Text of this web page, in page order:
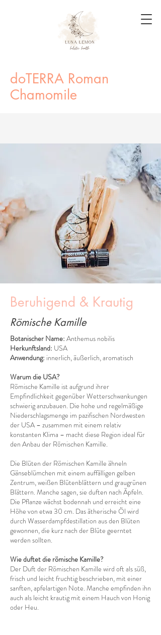
doTERRA Roman
Chamomile
Beruhigend & Krautig
Römische Kamille
Botanischer Name: Anthemus nobilis
Herkunftsland: USA
Anwendung: innerlich, äußerlich, aromatisch
Warum die USA?
Römische Kamille ist aufgrund ihrer
Empfindlichkeit gegenüber Wetterschwankungen
schwierig anzubauen. Die hohe und regelmäßige
Niederschlagsmenge im pazifischen Nordwesten
der USA – zusammen mit einem relativ
konstanten Klima – macht diese Region ideal für
den Anbau der Römischen Kamille.
Die Blüten der Römischen Kamille ähneln
Gänseblümchen mit einem auffälligen gelben
Zentrum, weißen Blütenblättern und graugrünen
Blättern. Manche sagen, sie duften nach Äpfeln.
Die Pflanze wächst bodennah und erreicht eine
Höhe von etwa 30 cm. Das ätherische Öl wird
durch Wasserdampfdestillation aus den Blüten
gewonnen, die kurz nach der Blüte geerntet
werden sollten.
Wie duftet die römische Kamille?
Der Duft der Römischen Kamille wird oft als süß,
frisch und leicht fruchtig beschrieben, mit einer
sanften, apfelartigen Note. Manche empfinden ihn
auch als leicht krautig mit einem Hauch von Honig
oder Heu.